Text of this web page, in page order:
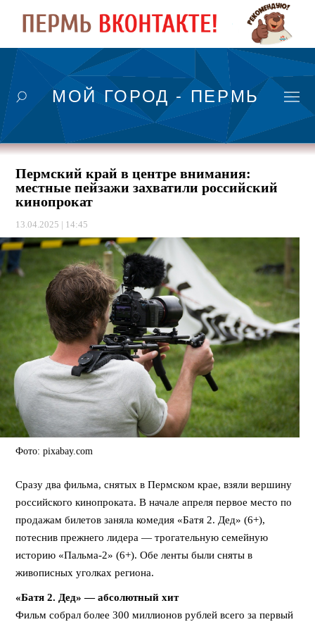
МОЙ ГОРОД - ПЕРМЬ
Пермский край в центре внимания:
местные пейзажи захватили российский
кинопрокат
13.04.2025 | 14:45
Фото: pixabay.com
Сразу два фильма, снятых в Пермском крае, взяли вершину
российского кинопроката. В начале апреля первое место по
продажам билетов заняла комедия «Батя 2. Дед» (6+),
потеснив прежнего лидера — трогательную семейную
историю «Пальма-2» (6+). Обе ленты были сняты в
живописных уголках региона.
«Батя 2. Дед» — абсолютный хит
Фильм собрал более 300 миллионов рублей всего за первый